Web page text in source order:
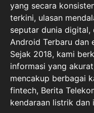
yang secara
terkini, ulasan
seputar dunia digital,
Android Terbaru dan
Sejak 2018, kami
informasi yang
mencakup berbagai
fintech, Berita
kendaraan listrik dan